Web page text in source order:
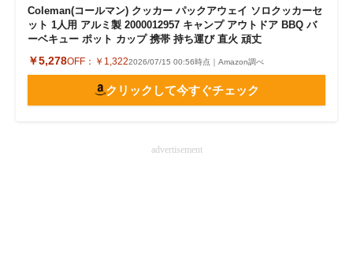
Coleman(コールマン) クッカー パックアウェイ ソロクッカーセ
ット 1人用 アルミ製 2000012957 キャンプ アウトドア BBQ バ
ーベキュー ポット カップ 携帯 持ち運び 直火 頑丈
￥5,278OFF： ￥1,3222026/07/15 00:56時点｜Amazon調べ
クリックして今すぐチェック
advertisement